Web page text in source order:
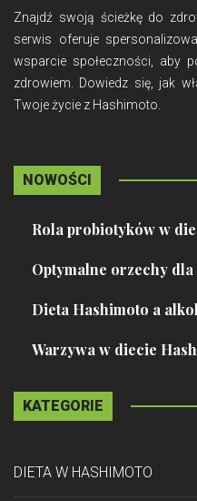
Znajdź swoją ścieżkę do
serwis oferuje
wsparcie społeczności, aby
zdrowiem. Dowiedz się, jak
Twoje życie z Hashimoto.
NOWOŚCI
Rola probiotyków w
Optymalne orzechy
Dieta Hashimoto a
Warzywa w diecie
KATEGORIE
DIETA W HASHIMOTO